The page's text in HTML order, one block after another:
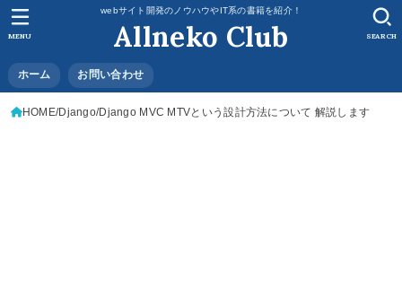
webサイト開発のノウハウやIT系の書籍を紹介！
Allneko Club
ホーム お問い合わせ
SEARCH
MENU
HOME Django Django MVC MTVという設計方法について 解説します